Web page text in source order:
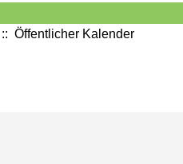
:: Öffentlicher Kalender